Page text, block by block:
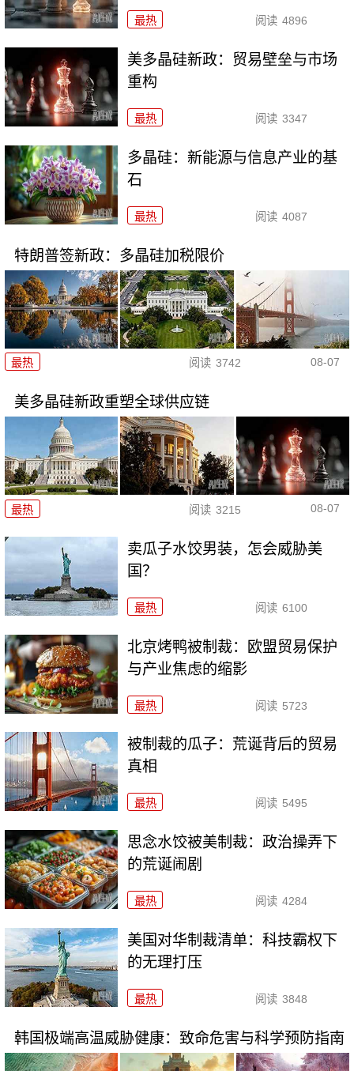
最热 阅读 4896
美多晶硅新政：贸易壁垒与市场
重构
最热 阅读 3347
多晶硅：新能源与信息产业的基
石
最热 阅读 4087
特朗普签新政：多晶硅加税限价
最热 阅读 3742 08-07
美多晶硅新政重塑全球供应链
最热 阅读 3215 08-07
卖瓜子水饺男装，怎会威胁美
国？
最热 阅读 6100
北京烤鸭被制裁：欧盟贸易保护
与产业焦虑的缩影
最热 阅读 5723
被制裁的瓜子：荒诞背后的贸易
真相
最热 阅读 5495
思念水饺被美制裁：政治操弄下
的荒诞闹剧
最热 阅读 4284
美国对华制裁清单：科技霸权下
的无理打压
最热 阅读 3848
韩国极端高温威胁健康：致命危害与科学预防指南